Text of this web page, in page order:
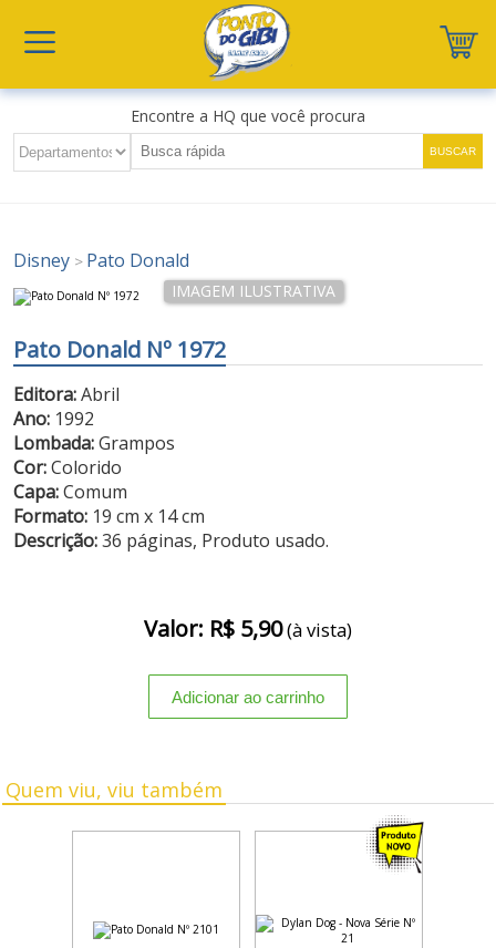
Encontre a HQ que você procura
Disney > Pato Donald
Pato Donald Nº 1972
Editora:Abril
Ano: 1992
Lombada:Grampos
Cor:Colorido
Capa:Comum
Formato: 19 cm x 14 cm
Descrição:36 páginas, Produto usado.
Valor: R$ 5,90(à vista)
Quem viu, viu também